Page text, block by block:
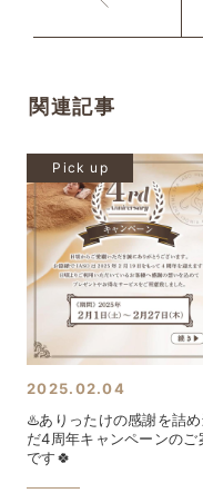
関連記事
Pick up
2025.02.04
♨️ありったけの感謝を詰
だ4周年キャンペーンのご
です🍀